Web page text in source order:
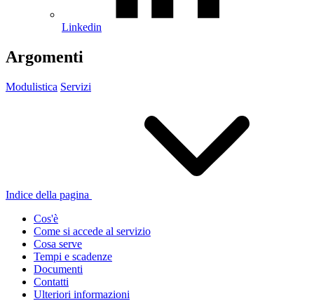
Linkedin
Argomenti
Modulistica Servizi
Indice della pagina
Cos'è
Come si accede al servizio
Cosa serve
Tempi e scadenze
Documenti
Contatti
Ulteriori informazioni